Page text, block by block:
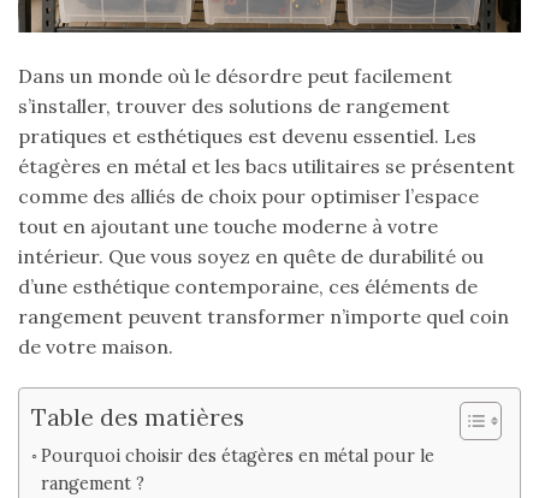
Dans un monde où le désordre peut facilement
s’installer, trouver des solutions de rangement
pratiques et esthétiques est devenu essentiel. Les
étagères en métal et les bacs utilitaires se présentent
comme des alliés de choix pour optimiser l’espace
tout en ajoutant une touche moderne à votre
intérieur. Que vous soyez en quête de durabilité ou
d’une esthétique contemporaine, ces éléments de
rangement peuvent transformer n’importe quel coin
de votre maison.
Table des matières
Pourquoi choisir des étagères en métal pour le
rangement ?